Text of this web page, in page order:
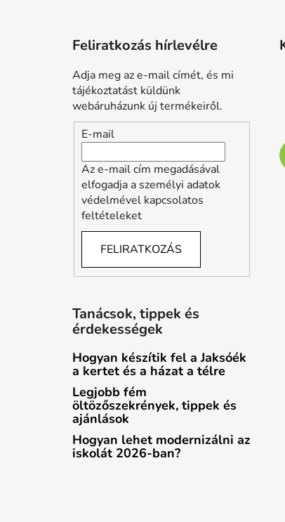
Feliratkozás hírlevélre
Adja meg az e-mail címét, és mi
tájékoztatást küldünk
webáruházunk új termékeiről.
E-mail
Az e-mail cím megadásával
elfogadja a személyi adatok
védelmével kapcsolatos
feltételeket
FELIRATKOZÁS
Tanácsok, tippek és
érdekességek
Hogyan készítik fel a Jaksóék
a kertet és a házat a télre
Legjobb fém
öltözőszekrények, tippek és
ajánlások
Hogyan lehet modernizálni az
iskolát 2026-ban?